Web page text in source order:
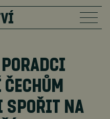
SPOŘIT NA